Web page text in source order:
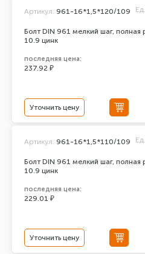
Болт DIN 961 мелкий шаг, полная
10.9 цинк
Артикул: 961-16*1,5*120/109
последняя цена:
237.92 ₽
Уточнить цену
Болт DIN 961 мелкий шаг, полная
10.9 цинк
Артикул: 961-16*1,5*110/109
последняя цена:
229.01 ₽
Уточнить цену